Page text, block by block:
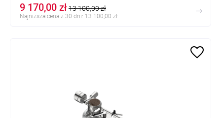
9 170,00 zł13 100,00 zł
Najniższa cena z 30 dni: 13 100,00 zł